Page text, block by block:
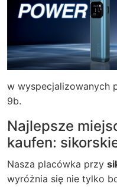
w wyspecjalizowanych
9b.
Najlepsze
kaufen:
Nasza placówka przy
wyróżnia się nie tylko